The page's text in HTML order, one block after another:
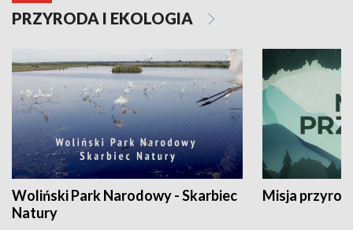
PRZYRODA I EKOLOGIA
Woliński Park Narodowy - Skarbiec
Natury
Misja